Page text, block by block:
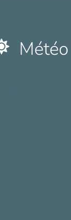
Météo